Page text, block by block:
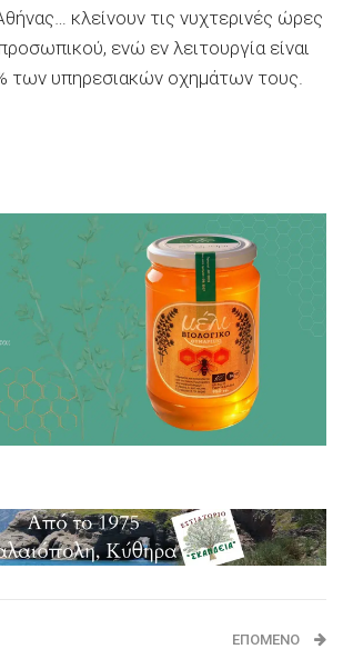
κλείνουν τις νυχτερινές ώρες
ενώ εν λειτουργία είναι
των υπηρεσιακών οχημάτων τους.
ΕΠΌΜΕΝΟ